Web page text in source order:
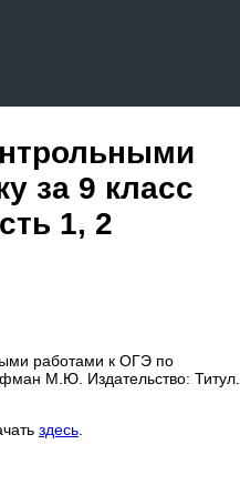
за 9 класс
1, 2
работами к ОГЭ по
М.Ю. Издательство: Титул.
здесь.